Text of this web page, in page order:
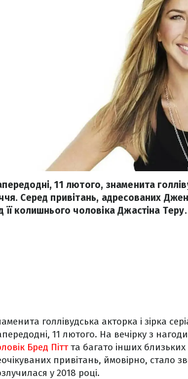
11 лютого, знаменита
Серед привітань, адресованих
її колишнього чоловіка Джастіна Теру.
голлівудська акторка і зірка
11 лютого. На вечірку з
Бред Піттта багато інших
привітань, ймовірно, стало
у 2018 році.